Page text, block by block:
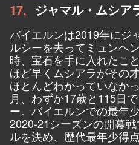
17 ジャマル・ムシア
バイエルンは2019年にジ
ルシーを去ってミュンヘ
時、宝石を手に入れたこ
ほど早くムシアラがその
ほとんどわかっていなか
月、わずか17歳と115日
ー。バイエルンでの最年
2020-21シーズンの開幕
ルを決め、歴代最年少得